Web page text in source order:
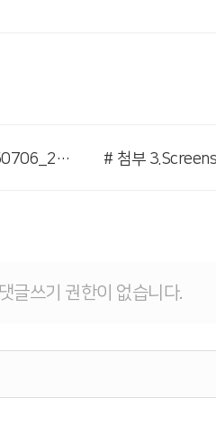
# 첨부 2.Screenshot_20250706_215120_Polaris Viewer-2.jpg
댓글쓰기 권한이 없습니다.